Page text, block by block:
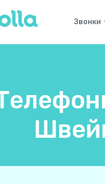
Звонки